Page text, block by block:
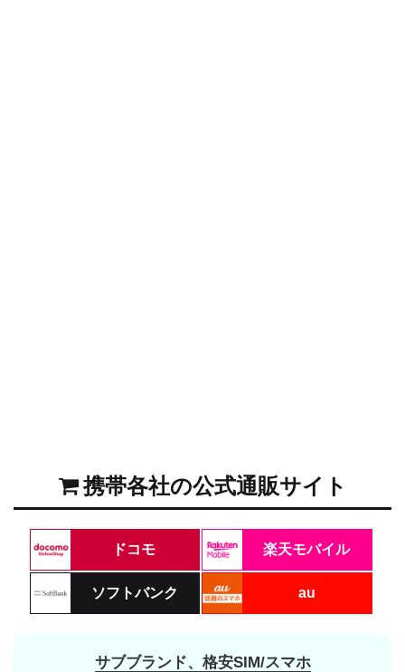
携帯各社の公式通販サイト
ドコモ 楽天モバイル
ソフトバンク au
サブブランド、格安SIM/スマホ